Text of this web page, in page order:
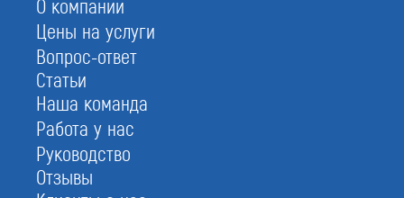
О компании
Цены на услуги
Вопрос-ответ
Статьи
Наша команда
Работа у нас
Руководство
Отзывы
Общество с ограниченной ответственностью — это
юридическое лицо, принадлежащее к виду
хозяйственных обществ. Положение о нём
изложено в
Мы расскажем, как зарегистрировать ООО под ключ
с подходящей для вашего бизнеса системой
налогообложения.
Общая система налогообложения (ОСНО).